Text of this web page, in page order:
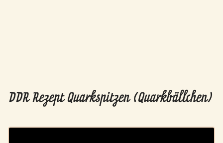
DDR Rezept Quarkspitzen (Quarkbällchen)